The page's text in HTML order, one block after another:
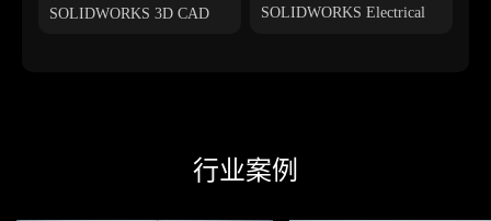
SOLIDWORKS 3D CAD SOLIDWORKS Electrical
行业案例